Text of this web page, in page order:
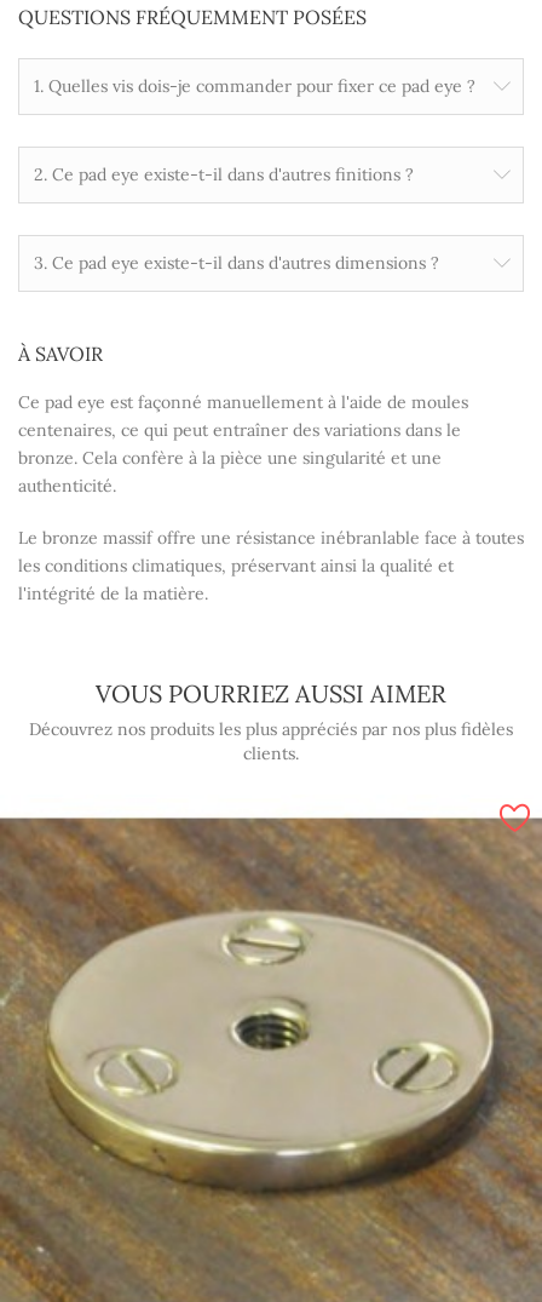
QUESTIONS FRÉQUEMMENT POSÉES
1. Quelles vis dois-je commander pour fixer ce pad eye ?
2. Ce pad eye existe-t-il dans d'autres finitions ?
3. Ce pad eye existe-t-il dans d'autres dimensions ?
À SAVOIR
Ce pad eye est façonné manuellement à l'aide de moules
centenaires, ce qui peut entraîner des variations dans le
bronze. Cela confère à la pièce une singularité et une
authenticité.
Le bronze massif offre une résistance inébranlable face à toutes
les conditions climatiques, préservant ainsi la qualité et
l'intégrité de la matière.
VOUS POURRIEZ AUSSI AIMER
Découvrez nos produits les plus appréciés par nos plus fidèles
clients.